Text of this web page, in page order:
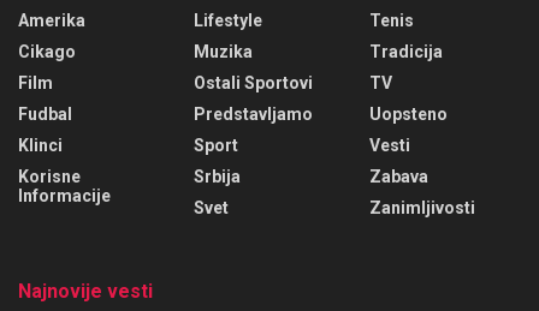
Amerika
Cikago
Film
Fudbal
Klinci
Korisne
Informacije
Lifestyle
Muzika
Ostali Sportovi
Predstavljamo
Sport
Srbija
Svet
Tenis
Tradicija
TV
Uopsteno
Vesti
Zabava
Zanimljivosti
Najnovije vesti